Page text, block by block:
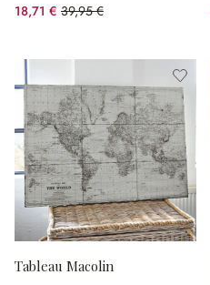
18,71 € 39,95 €
(53.17%spared)
Tableau Macolin